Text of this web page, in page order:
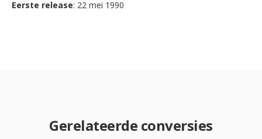
Eerste release: 22 mei 1990
Gerelateerde conversies